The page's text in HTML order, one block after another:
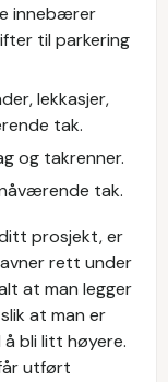
innebærer
til parkering
lekkasjer,
tak.
og takrenner.
tak.
prosjekt, er
rett under
at man legger
at man er
bli litt høyere.
utført